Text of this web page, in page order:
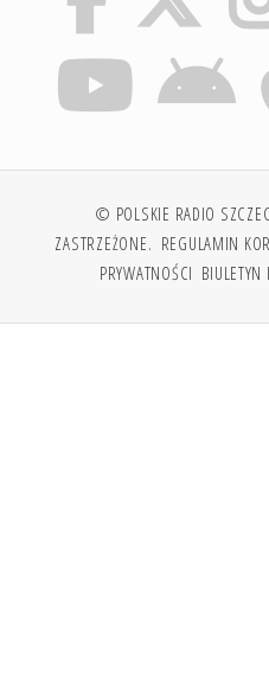
© POLSKIE RADIO
ZASTRZEŻONE. REGULAMIN
PRYWATNOŚCI